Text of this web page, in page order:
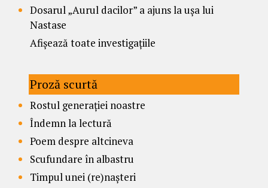
Dosarul „Aurul dacilor” a ajuns la ușa lui
Nastase
Afișează toate investigațiile
Proză scurtă
Rostul generației noastre
Îndemn la lectură
Poem despre altcineva
Scufundare în albastru
Timpul unei (re)nașteri